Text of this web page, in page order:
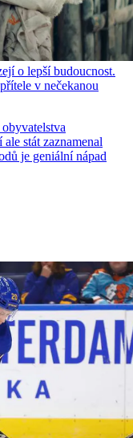
o lepší budoucnost.
v nečekanou
stát zaznamenal
je geniální nápad